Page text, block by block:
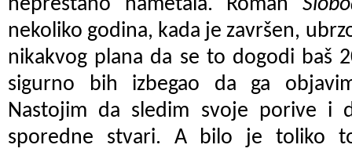
neprestano nametala. Roman
nekoliko godina, kada je završen,
nikakvog plana da se to dogodi baš
sigurno bih izbegao da ga
Nastojim da sledim svoje porive i
sporedne stvari. A bilo je toliko